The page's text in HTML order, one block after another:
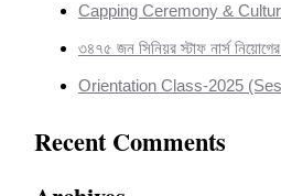
Capping Ceremony &
৩৪৭৫ জন সিনিয়র স্টাফ নার্স নিয়োগের
Orientation Class-2025
Recent Comments